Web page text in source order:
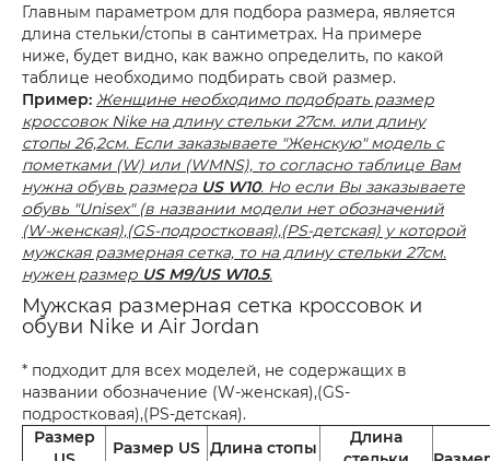
Главным параметром для подбора размера, является
длина стельки/стопы в сантиметрах. На примере
ниже, будет видно, как важно определить, по какой
таблице необходимо подбирать свой размер.
Пример: Женщине необходимо подобрать размер
кроссовок Nike на длину стельки 27см. или длину
стопы 26,2см. Если заказываете "Женскую" модель с
пометками (W) или (WMNS), то согласно таблице Вам
нужна обувь размера US W10. Но если Вы заказываете
обувь "Unisex" (в названии модели нет обозначений
(W-женская),(GS-подростковая),(PS-детская) у которой
мужская размерная сетка, то на длину стельки 27см.
нужен размер US M9/US W10.5.
Мужская размерная сетка кроссовок и
обуви Nike и Air Jordan
* подходит для всех моделей, не содержащих в
названии обозначение (W-женская),(GS-
подростковая),(PS-детская).
Размер
Размер US Длина стопы
Длина